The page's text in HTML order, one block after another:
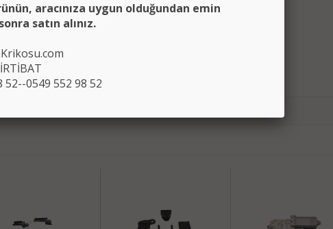
aracınıza uygun olduğundan emin
satın alınız.
İRTİBAT
52--0549 552 98 52